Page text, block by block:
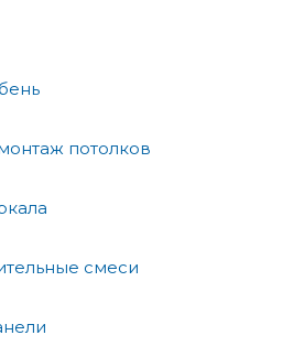
потолков
смеси